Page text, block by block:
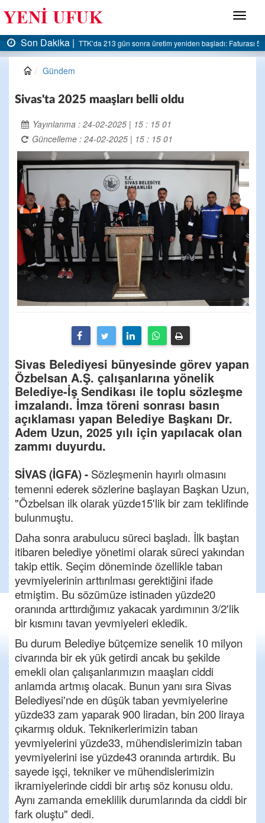
Menü
Son Dakika | AK Parti Ereğli İlçe Başkanlığı’ndan belediyeye sert
Gündem
Sivas'ta 2025 maaşları belli oldu
Yayınlanma : 24-02-2025 | 15 : 15 01
Güncelleme : 24-02-2025 | 15 : 15 01
Sivas Belediyesi bünyesinde görev yapan
Özbelsan A.Ş. çalışanlarına yönelik
Belediye-İş Sendikası ile toplu sözleşme
imzalandı. İmza töreni sonrası basın
açıklaması yapan Belediye Başkanı Dr.
Adem Uzun, 2025 yılı için yapılacak olan
zammı duyurdu.
SİVAS (İGFA) - Sözleşmenin hayırlı olmasını
temenni ederek sözlerine başlayan Başkan Uzun,
"Özbelsan ilk olarak yüzde15'lik bir zam teklifinde
bulunmuştu.
Daha sonra arabulucu süreci başladı. İlk baştan
itibaren belediye yönetimi olarak süreci yakından
takip ettik. Seçim döneminde özellikle taban
yevmiyelerinin arttırılması gerektiğini ifade
etmiştim. Bu sözümüze istinaden yüzde20
oranında arttırdığımız yakacak yardımının 3/2'lik
bir kısmını tavan yevmiyeleri ekledik.
Bu durum Belediye bütçemize senelik 10 milyon
civarında bir ek yük getirdi ancak bu şekilde
emekli olan çalışanlarımızın maaşları ciddi
anlamda artmış olacak. Bunun yanı sıra Sivas
Belediyesi'nde en düşük taban yevmiyelerine
yüzde33 zam yaparak 900 liradan, bin 200 liraya
çıkarmış olduk. Teknikerlerimizin taban
yevmiyelerini yüzde33, mühendislerimizin taban
yevmiyelerini ise yüzde43 oranında artırdık. Bu
sayede işçi, tekniker ve mühendislerimizin
ikramiyelerinde ciddi bir artış söz konusu oldu.
Aynı zamanda emeklilik durumlarında da ciddi bir
fark oluştu" dedi.